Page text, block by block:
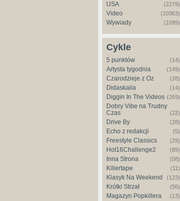
USA (2279)
Video (10363)
Wywiady (1099)
Cykle
5 punktów (14)
Artysta tygodnia (149)
Czarodzieje z Oz (28)
Didaskalia (14)
Diggin In The Videos (269)
Dobry Vibe na Trudny
Czas
(22)
Drive By (28)
Echo z redakcji (5)
Freestyle Classics (29)
Hot16Challenge2 (89)
Inna Strona (58)
Killertape (11)
Klasyk Na Weekend (123)
Krótki Strzał (56)
Magazyn Popkillera (13)